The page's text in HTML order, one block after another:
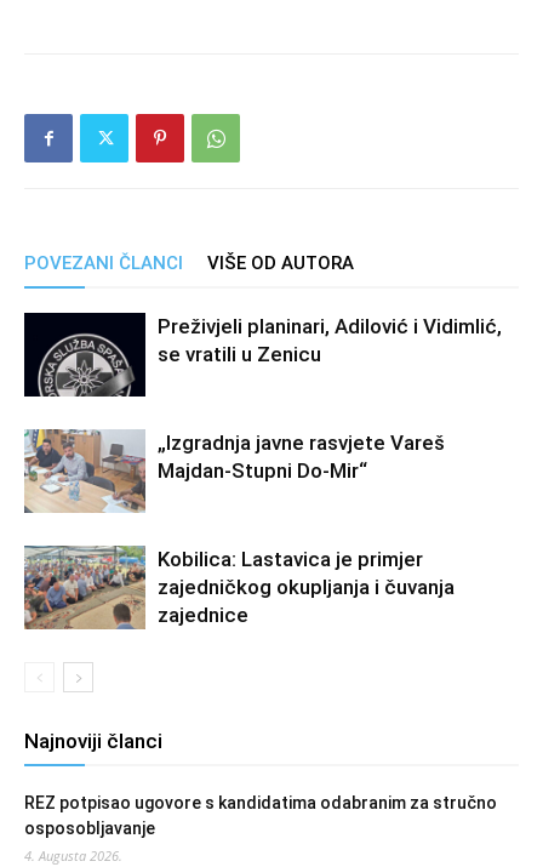
POVEZANI ČLANCI VIŠE OD AUTORA
Preživjeli planinari, Adilović i Vidimlić,
se vratili u Zenicu
„Izgradnja javne rasvjete Vareš
Majdan-Stupni Do-Mir“
Kobilica: Lastavica je primjer
zajedničkog okupljanja i čuvanja
zajednice
Najnoviji članci
REZ potpisao ugovore s kandidatima odabranim za stručno
osposobljavanje
4. Augusta 2026.